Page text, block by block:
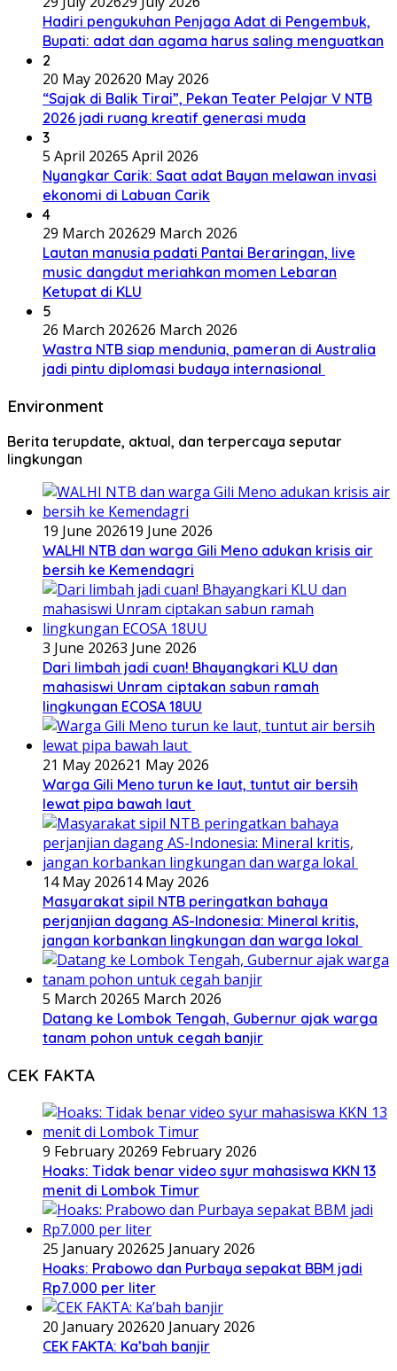
Hadiri pengukuhan Penjaga Adat di Pengembuk,
Bupati: adat dan agama harus saling menguatkan
2
20 May 202620 May 2026
“Sajak di Balik Tirai”, Pekan Teater Pelajar V NTB
2026 jadi ruang kreatif generasi muda
3
5 April 20265 April 2026
Nyangkar Carik: Saat adat Bayan melawan invasi
ekonomi di Labuan Carik
4
29 March 202629 March 2026
Lautan manusia padati Pantai Beraringan, live
music dangdut meriahkan momen Lebaran
Ketupat di KLU
5
26 March 202626 March 2026
Wastra NTB siap mendunia, pameran di Australia
jadi pintu diplomasi budaya internasional
Environment
Berita terupdate, aktual, dan terpercaya seputar
lingkungan
19 June 202619 June 2026
WALHI NTB dan warga Gili Meno adukan krisis air
bersih ke Kemendagri
3 June 20263 June 2026
Dari limbah jadi cuan! Bhayangkari KLU dan
mahasiswi Unram ciptakan sabun ramah
lingkungan ECOSA 18UU
21 May 202621 May 2026
Warga Gili Meno turun ke laut, tuntut air bersih
lewat pipa bawah laut
14 May 202614 May 2026
Masyarakat sipil NTB peringatkan bahaya
perjanjian dagang AS-Indonesia: Mineral kritis,
jangan korbankan lingkungan dan warga lokal
5 March 20265 March 2026
Datang ke Lombok Tengah, Gubernur ajak warga
tanam pohon untuk cegah banjir
CEK FAKTA
9 February 20269 February 2026
Hoaks: Tidak benar video syur mahasiswa KKN 13
menit di Lombok Timur
25 January 202625 January 2026
Hoaks: Prabowo dan Purbaya sepakat BBM jadi
Rp7.000 per liter
20 January 202620 January 2026
CEK FAKTA: Ka’bah banjir